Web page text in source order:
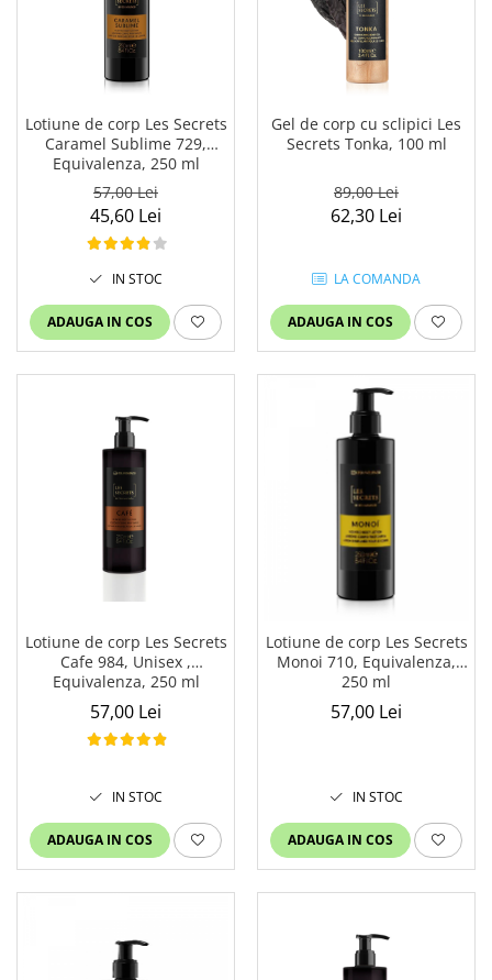
Lotiune de corp Les Secrets
Caramel Sublime 729,
Equivalenza, 250 ml
57,00 Lei
45,60 Lei
IN STOC
ADAUGA IN COS
Gel de corp cu sclipici Les
Secrets Tonka, 100 ml
89,00 Lei
62,30 Lei
LA COMANDA
ADAUGA IN COS
Lotiune de corp Les Secrets
Cafe 984, Unisex ,
Equivalenza, 250 ml
57,00 Lei
IN STOC
ADAUGA IN COS
Lotiune de corp Les Secrets
Monoi 710, Equivalenza,
250 ml
57,00 Lei
IN STOC
ADAUGA IN COS